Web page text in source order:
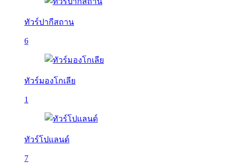
ทัวร์ปากีสถาน
6
ทัวร์มองโกเลีย
1
ทัวร์โปแลนด์
7